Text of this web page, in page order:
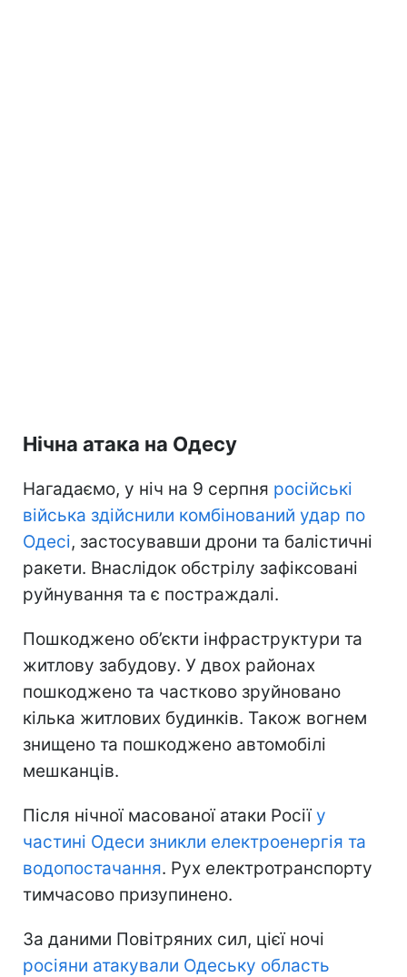
Нічна атака на Одесу
Нагадаємо, у ніч на 9 серпня російські
війська здійснили комбінований удар по
Одесі, застосувавши дрони та балістичні
ракети. Внаслідок обстрілу зафіксовані
руйнування та є постраждалі.
Пошкоджено об’єкти інфраструктури та
житлову забудову. У двох районах
пошкоджено та частково зруйновано
кілька житлових будинків. Також вогнем
знищено та пошкоджено автомобілі
мешканців.
Після нічної масованої атаки Росіїу
частині Одеси зникли електроенергія та
водопостачання. Рух електротранспорту
тимчасово призупинено.
За даними Повітряних сил, цієї ночі
росіяни атакували Одеську область